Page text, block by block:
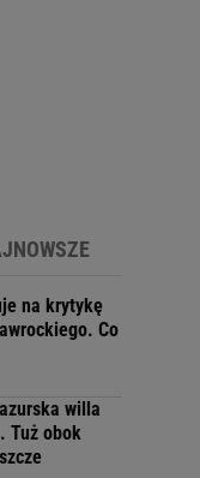
na krytykę
Co
willa
Tuż obok